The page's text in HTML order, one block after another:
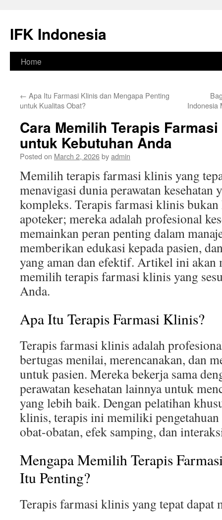
content
IFK Indonesia
Home
← Apa Itu Farmasi Klinis dan Mengapa Penting
untuk Kualitas Obat?
Indonesia
Cara Memilih Terapis
untuk Kebutuhan Anda
Posted on March 2, 2026byadmin
Memilih terapis farmasi klinis yang
menavigasi dunia perawatan kesehatan
kompleks. Terapis farmasi klinis bukan
apoteker; mereka adalah profesional
memainkan peran penting dalam
memberikan edukasi kepada pasien,
yang aman dan efektif. Artikel ini akan
memilih terapis farmasi klinis yang
Anda.
Apa Itu Terapis Farmasi Klinis?
Terapis farmasi klinis adalah
bertugas menilai, merencanakan, dan
untuk pasien. Mereka bekerja sama
perawatan kesehatan lainnya untuk
yang lebih baik. Dengan pelatihan
klinis, terapis ini memiliki pengetahuan
obat-obatan, efek samping, dan
Mengapa Memilih Terapis
Itu Penting?
Terapis farmasi klinis yang tepat dapat